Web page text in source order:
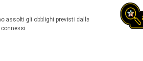
assolti gli obblighi previsti dalla